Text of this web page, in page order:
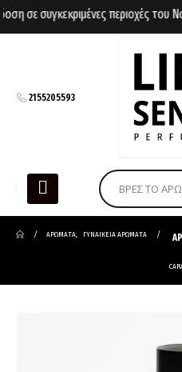
σε συγκεκριμένες περιοχές του
2155205593
ΑΡΩΜΑΤΑ, ΓΥΝΑΙΚΕΙΑ ΑΡΩΜΑΤΑ